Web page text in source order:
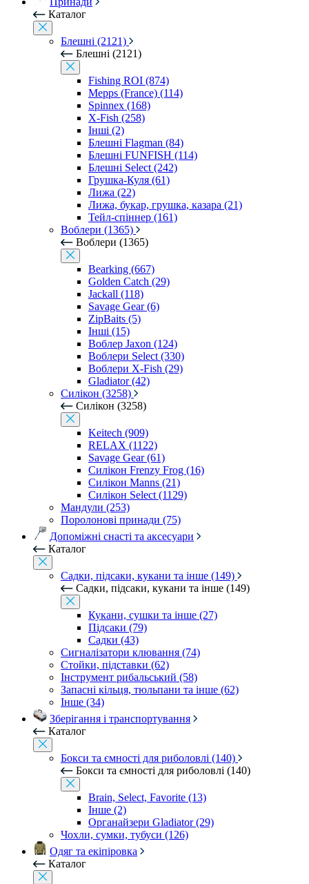
Каталог
Блешні (2121)
Блешні (2121)
Fishing ROI (874)
Mepps (France) (114)
Spinnex (168)
X-Fish (258)
Інші (2)
Блешні Flagman (84)
Блешні FUNFISH (114)
Блешні Select (242)
Грушка-Куля (61)
Лижа (22)
Лижа, букар, грушка, казара (21)
Тейл-спіннер (161)
Воблери (1365)
Воблери (1365)
Bearking (667)
Golden Catch (29)
Jackall (118)
Savage Gear (6)
ZipBaits (5)
Інші (15)
Воблер Jaxon (124)
Воблери Select (330)
Воблери X-Fish (29)
Gladiator (42)
Силікон (3258)
Силікон (3258)
Keitech (909)
RELAX (1122)
Savage Gear (61)
Силікон Frenzy Frog (16)
Силікон Manns (21)
Силікон Select (1129)
Мандули (253)
Поролонові принади (75)
Допоміжні снасті та аксесуари
Каталог
Садки, підсаки, кукани та інше (149)
Садки, підсаки, кукани та інше (149)
Кукани, сушки та інше (27)
Підсаки (79)
Садки (43)
Сигналізатори клювання (74)
Стойки, підставки (62)
Інструмент рибальський (58)
Запасні кільця, тюльпани та інше (62)
Інше (34)
Зберігання і транспортування
Каталог
Бокси та ємності для риболовлі (140)
Бокси та ємності для риболовлі (140)
Brain, Select, Favorite (13)
Інше (2)
Органайзери Gladiator (29)
Чохли, сумки, тубуси (126)
Одяг та екіпіровка
Каталог